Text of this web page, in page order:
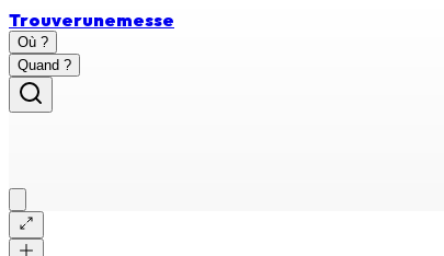
Trouverunemesse
Où ?
Quand ?